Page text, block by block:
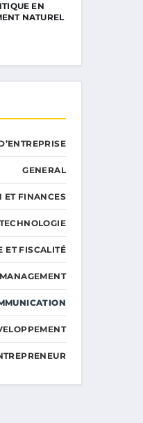
EN
NATUREL
GENERAL
ET FINANCES
ET FISCALITÉ